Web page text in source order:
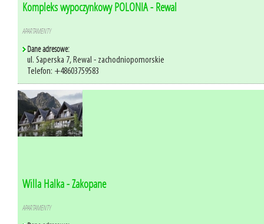
Kompleks wypoczynkowy POLONIA - Rewal
APARTAMENTY
Dane adresowe:
ul. Saperska 7, Rewal - zachodniopomorskie
Telefon: +48603759583
Willa Halka - Zakopane
APARTAMENTY